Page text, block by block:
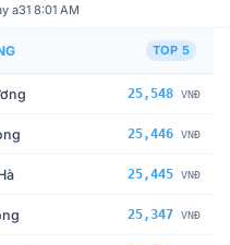
a31 8:01 AM
TOP 5
25,548 VNĐ
25,446 VNĐ
25,445 VNĐ
25,347 VNĐ